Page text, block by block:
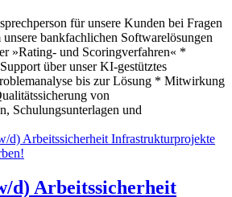
für unsere Kunden bei Fragen
bankfachlichen Softwarelösungen
»Rating- und Scoringverfahren« *
über unser KI-gestütztes
bis zur Lösung * Mitwirkung
von
Schulungsunterlagen und
d) Arbeitssicherheit